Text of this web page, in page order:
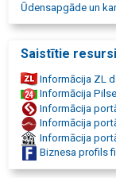
Ūdensapgāde un
Saistītie resursi
Informācija ZL
Informācija
Informācija
Informācija
Informācija
Biznesa profils